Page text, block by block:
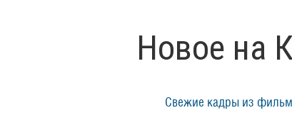
Новое на
Свежие кадры из